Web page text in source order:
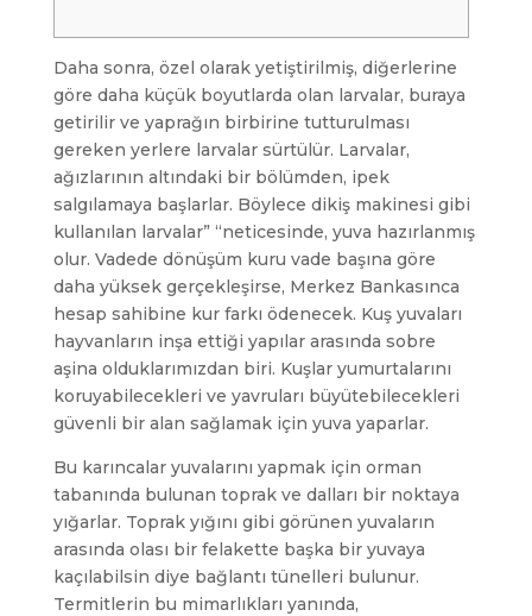
Daha sonra, özel olarak yetiştirilmiş, diğerlerine
göre daha küçük boyutlarda olan larvalar, buraya
getirilir ve yaprağın birbirine tutturulması
gereken yerlere larvalar sürtülür. Larvalar,
ağızlarının altındaki bir bölümden, ipek
salgılamaya başlarlar. Böylece dikiş makinesi gibi
kullanılan larvalar” “neticesinde, yuva hazırlanmış
olur. Vadede dönüşüm kuru vade başına göre
daha yüksek gerçekleşirse, Merkez Bankasınca
hesap sahibine kur farkı ödenecek. Kuş yuvaları
hayvanların inşa ettiği yapılar arasında sobre
aşina olduklarımızdan biri. Kuşlar yumurtalarını
koruyabilecekleri ve yavruları büyütebilecekleri
güvenli bir alan sağlamak için yuva yaparlar.
Bu karıncalar yuvalarını yapmak için orman
tabanında bulunan toprak ve dalları bir noktaya
yığarlar. Toprak yığını gibi görünen yuvaların
arasında olası bir felakette başka bir yuvaya
kaçılabilsin diye bağlantı tünelleri bulunur.
Termitlerin bu mimarlıkları yanında,